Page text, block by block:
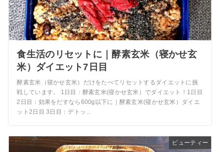
食生活のリセットに｜酵素玄米（寝かせ玄
米）ダイエット7日目
酵素玄米（寝かせ玄米）だけをたべてリセットするダイエットに挑
戦しています。 1日目：酵素玄米(寝かせ玄米）でダイエット！1日目
2日目：効果をだすなら600g以下に｜酵素玄米(寝かせ玄米）ダイエ
ット2日目 3日目：デトッ...
ビューティー